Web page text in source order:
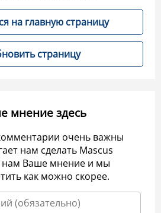
на главную страницу
страницу
мнение здесь
очень важны
нам сделать Mascus
Ваше мнение и мы
как можно скорее.